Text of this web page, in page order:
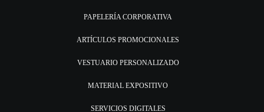
PAPELERÍA CORPORATIVA
ARTÍCULOS PROMOCIONALES
VESTUARIO PERSONALIZADO
MATERIAL EXPOSITIVO
SERVICIOS DIGITALES